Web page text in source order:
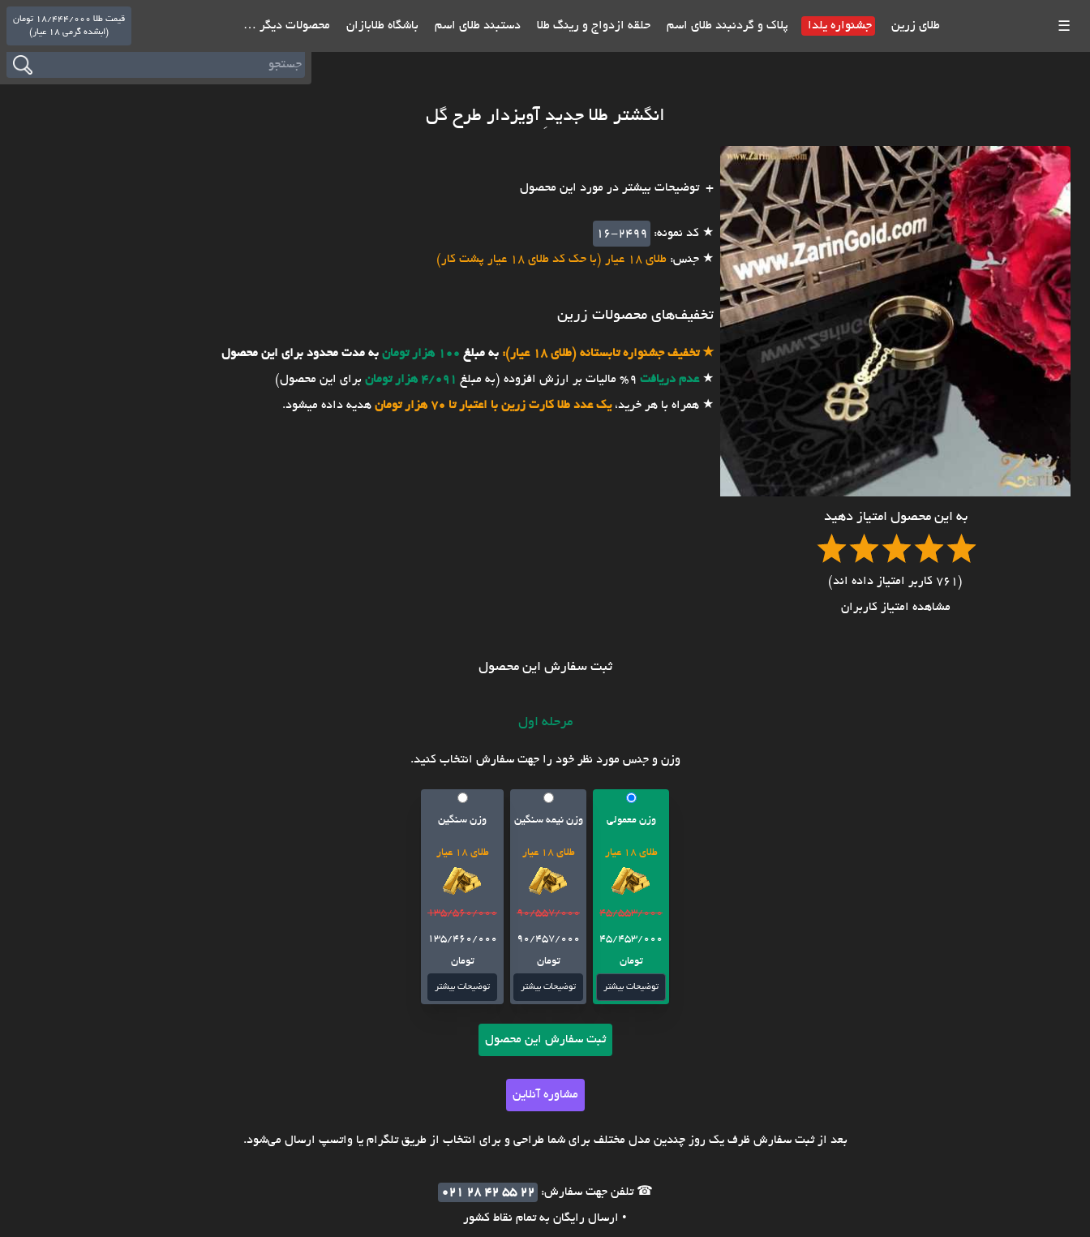
☰ طلای زرین جشنواره یلدا پلاک و گردنبند طلای اسم حلقه ازدواج و رینگ طلا دستبند طلای اسم باشگاه طلابازان محصولات دیگر …
قیمت طلا 18/444/000 تومان
(ابشده گرمی 18 عیار)
انگشتر طلا جدیدِ آویزدار طرح گل
به این محصول امتیاز دهید
(761 کاربر امتیاز داده اند)
مشاهده امتیاز کاربران
توضیحات بیشتر در مورد این محصول
★ کد نمونه:
16-2499
★ جنس: طلای 18 عیار (با حک کد طلای 18 عیار پشت کار)
تخفیف‌های محصولات زرین
★تخفیف جشنواره تابستانه (طلای 18 عیار): به مبلغ 100 هزار تومان
به مدت محدود برای این محصول
★عدم دریافت 9% مالیات بر ارزش افزوده (به مبلغ 4/091 هزار تومان
برای این محصول)
★ همراه با هر خرید،یک عدد طلا کارت زرین با اعتبار تا 70 هزار تومان هدیه داده میشود.
ثبت سفارش این محصول
مرحله اول
وزن و جنس مورد نظر خود را جهت سفارش انتخاب کنید.
وزن معمولی
طلای 18 عیار
45/553/000
45/453/000
تومان
توضیحات بیشتر
وزن نیمه سنگین
طلای 18 عیار
90/557/000
90/457/000
تومان
توضیحات بیشتر
وزن سنگین
طلای 18 عیار
135/560/000
135/460/000
تومان
توضیحات بیشتر
ثبت سفارش این محصول
مشاوره آنلاین
بعد از ثبت سفارش ظرف یک روز چندین مدل مختلف برای شما طراحی و برای انتخاب از طریق تلگرام یا واتسپ ارسال می‌شود.
☎ تلفن جهت سفارش:
021 28 42 55 22
• ارسال رایگان به تمام نقاط کشور